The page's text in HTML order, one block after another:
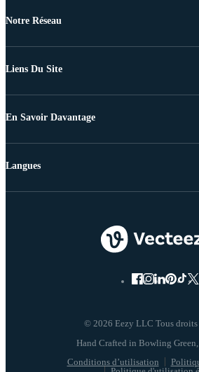
Notre Réseau
Liens Du Site
En Savoir Davantage
© 2026 Eezy LLC Tous droits
Conditions d’utilisation
Langues